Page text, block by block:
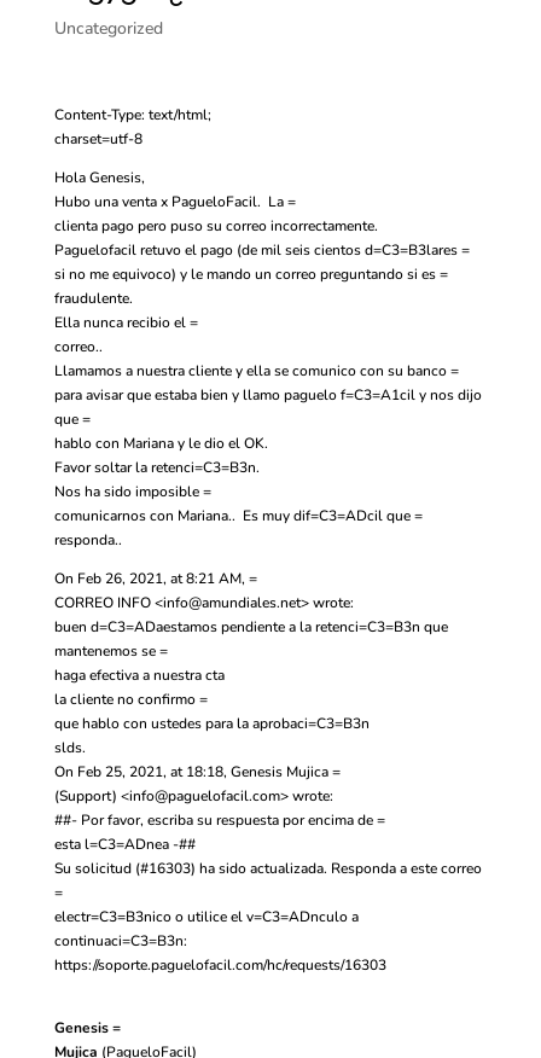
Uncategorized
Content-Type: text/html;
charset=utf-8
Hola Genesis,
Hubo una venta x PagueloFacil. La =
clienta pago pero puso su correo incorrectamente.
Paguelofacil retuvo el pago (de mil seis cientos d=C3=B3lares =
si no me equivoco) y le mando un correo preguntando si es =
fraudulente.
Ella nunca recibio el =
correo..
Llamamos a nuestra cliente y ella se comunico con su banco =
para avisar que estaba bien y llamo paguelo f=C3=A1cil y nos dijo
que =
hablo con Mariana y le dio el OK.
Favor soltar la retenci=C3=B3n.
Nos ha sido imposible =
comunicarnos con Mariana.. Es muy dif=C3=ADcil que =
responda..
On Feb 26, 2021, at 8:21 AM, =
CORREO INFO <info@amundiales.net> wrote:
buen d=C3=ADaestamos pendiente a la retenci=C3=B3n que
mantenemos se =
haga efectiva a nuestra cta
la cliente no confirmo =
que hablo con ustedes para la aprobaci=C3=B3n
slds.
On Feb 25, 2021, at 18:18, Genesis Mujica =
(Support) <info@paguelofacil.com> wrote:
##- Por favor, escriba su respuesta por encima de =
esta l=C3=ADnea -##
Su solicitud (#16303) ha sido actualizada. Responda a este correo
=
electr=C3=B3nico o utilice el v=C3=ADnculo a
continuaci=C3=B3n:
https://soporte.paguelofacil.com/hc/requests/16303
Genesis =
Mujica (PagueloFacil)